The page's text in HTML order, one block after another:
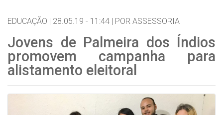
EDUCAÇÃO | 28.05.19 - 11:44 | POR ASSESSORIA
Jovens de Palmeira dos Índios
promovem campanha para
alistamento eleitoral